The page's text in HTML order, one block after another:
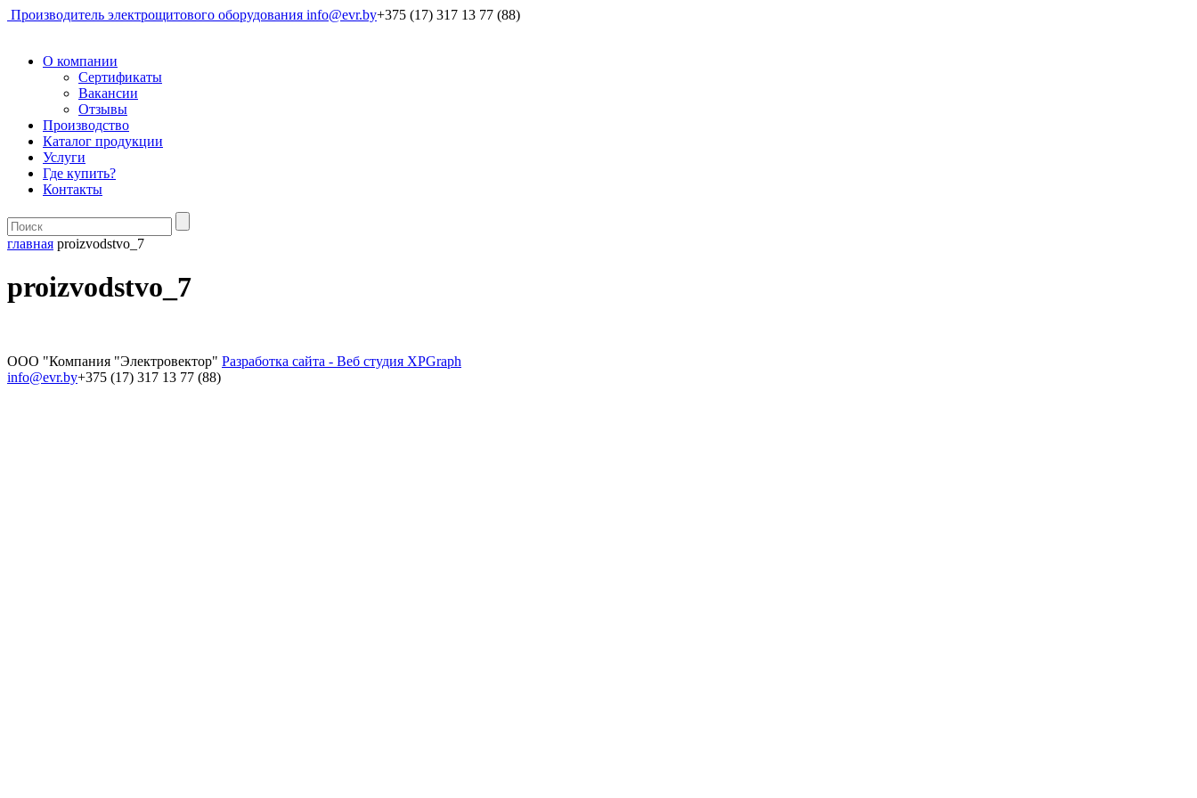
Производитель электрощитового оборудования info@evr.by+375 (17) 317 13 77 (88)
О компании
Сертификаты
Вакансии
Отзывы
Производство
Каталог продукции
Услуги
Где купить?
Контакты
главная proizvodstvo_7
proizvodstvo_7
ООО "Компания "Электровектор" Разработка сайта - Веб студия XPGraph
info@evr.by+375 (17) 317 13 77 (88)